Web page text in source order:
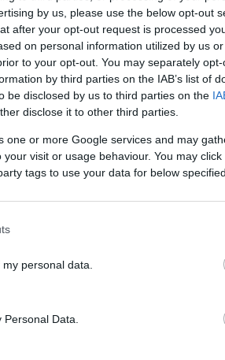
by us, please use the below opt-out
after your opt-out request is processed
on personal information utilized by us
to your opt-out. You may separately
by third parties on the IAB’s list of
be disclosed by us to third parties on the
disclose it to other third parties.
one or more Google services and may
visit or usage behaviour. You may
tags to use your data for below
personal data.
Data.
Μπας και
@Elli
#fy #fyp
–
ως πολεμιστές,
εντυπωσιακά άλματα.